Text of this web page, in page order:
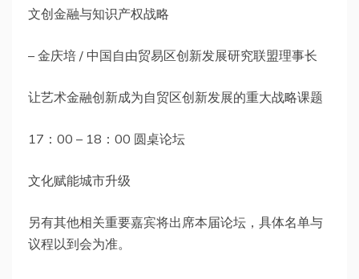
文创金融与知识产权战略
– 金庆培 / 中国自由贸易区创新发展研究联盟理事长
让艺术金融创新成为自贸区创新发展的重大战略课题
17：00 – 18：00 圆桌论坛
文化赋能城市升级
另有其他相关重要嘉宾将出席本届论坛，具体名单与
议程以到会为准。